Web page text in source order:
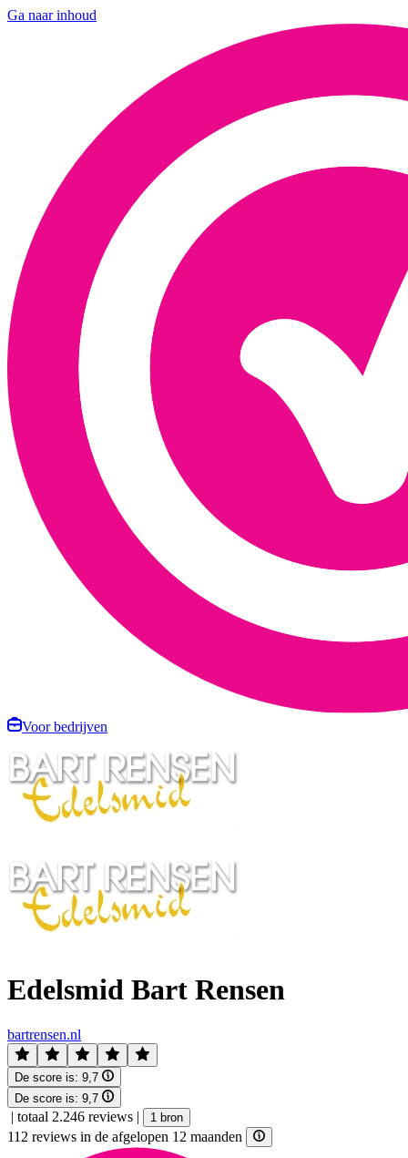
Ga naar inhoud
Voor bedrijven
Edelsmid Bart Rensen
bartrensen.nl
De score is: 9,7
De score is: 9,7
| totaal 2.246 reviews | 1 bron
112 reviews in de afgelopen 12 maanden